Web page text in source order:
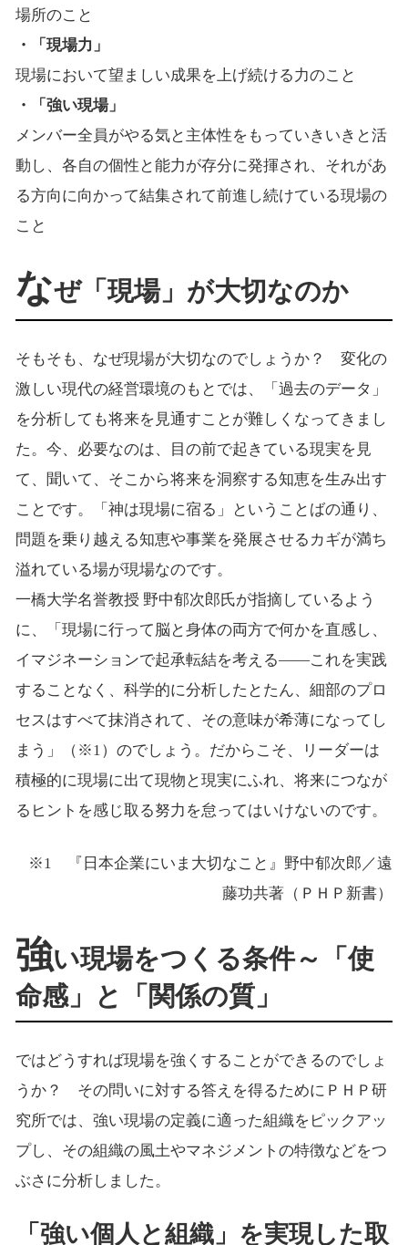
場所のこと
・「現場力」
現場において望ましい成果を上げ続ける力のこと
・「強い現場」
メンバー全員がやる気と主体性をもっていきいきと活
動し、各自の個性と能力が存分に発揮され、それがあ
る方向に向かって結集されて前進し続けている現場の
こと
なぜ「現場」が大切なのか
そもそも、なぜ現場が大切なのでしょうか？ 変化の
激しい現代の経営環境のもとでは、「過去のデータ」
を分析しても将来を見通すことが難しくなってきまし
た。今、必要なのは、目の前で起きている現実を見
て、聞いて、そこから将来を洞察する知恵を生み出す
ことです。「神は現場に宿る」ということばの通り、
問題を乗り越える知恵や事業を発展させるカギが満ち
溢れている場が現場なのです。
一橋大学名誉教授 野中郁次郎氏が指摘しているよう
に、「現場に行って脳と身体の両方で何かを直感し、
イマジネーションで起承転結を考える――これを実践
することなく、科学的に分析したとたん、細部のプロ
セスはすべて抹消されて、その意味が希薄になってし
まう」（※1）のでしょう。だからこそ、リーダーは
積極的に現場に出て現物と現実にふれ、将来につなが
るヒントを感じ取る努力を怠ってはいけないのです。
※1 『日本企業にいま大切なこと』野中郁次郎／遠
藤功共著（ＰＨＰ新書）
強い現場をつくる条件～「使
命感」と「関係の質」
ではどうすれば現場を強くすることができるのでしょ
うか？ その問いに対する答えを得るためにＰＨＰ研
究所では、強い現場の定義に適った組織をピックアッ
プし、その組織の風土やマネジメントの特徴などをつ
ぶさに分析しました。
「強い個人と組織」を実現した取